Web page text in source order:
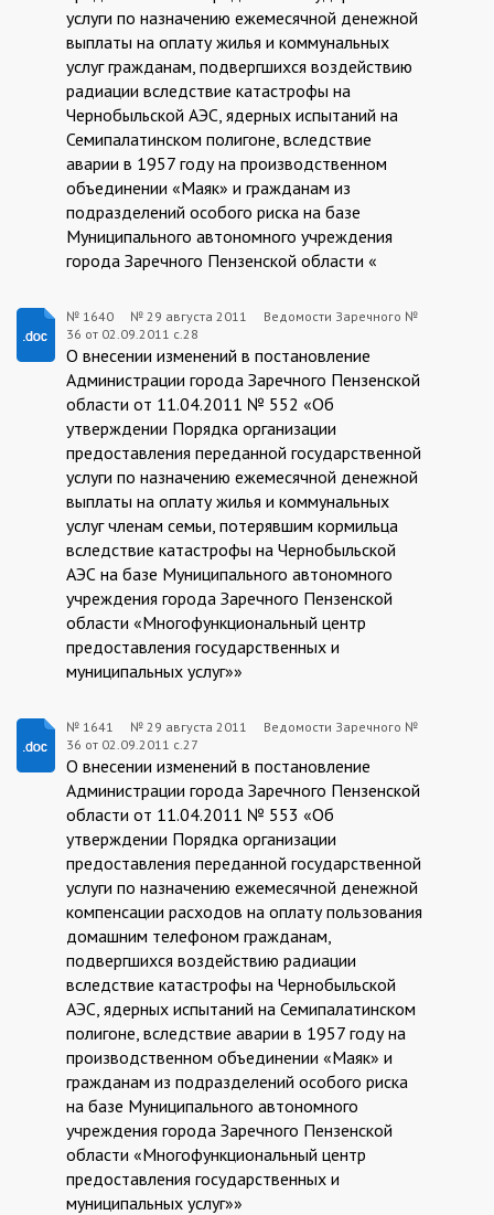
услуги по назначению ежемесячной денежной
выплаты на оплату жилья и коммунальных
услуг гражданам, подвергшихся воздействию
радиации вследствие катастрофы на
Чернобыльской АЭС, ядерных испытаний на
Семипалатинском полигоне, вследствие
аварии в 1957 году на производственном
объединении «Маяк» и гражданам из
подразделений особого риска на базе
Муниципального автономного учреждения
города Заречного Пензенской области «
1640:2011-
№ 1640 № 29 августа 2011
Ведомости Заречного №
36 от 02.09.2011 с.28
О внесении изменений в постановление
Администрации города Заречного Пензенской
области от 11.04.2011 № 552 «Об
утверждении Порядка организации
предоставления переданной государственной
услуги по назначению ежемесячной денежной
выплаты на оплату жилья и коммунальных
услуг членам семьи, потерявшим кормильца
вследствие катастрофы на Чернобыльской
АЭС на базе Муниципального автономного
учреждения города Заречного Пензенской
области «Многофункциональный центр
предоставления государственных и
муниципальных услуг»»
1641:2011-
№ 1641 № 29 августа 2011
Ведомости Заречного №
36 от 02.09.2011 с.27
О внесении изменений в постановление
Администрации города Заречного Пензенской
области от 11.04.2011 № 553 «Об
утверждении Порядка организации
предоставления переданной государственной
услуги по назначению ежемесячной денежной
компенсации расходов на оплату пользования
домашним телефоном гражданам,
подвергшихся воздействию радиации
вследствие катастрофы на Чернобыльской
АЭС, ядерных испытаний на Семипалатинском
полигоне, вследствие аварии в 1957 году на
производственном объединении «Маяк» и
гражданам из подразделений особого риска
на базе Муниципального автономного
учреждения города Заречного Пензенской
области «Многофункциональный центр
предоставления государственных и
муниципальных услуг»»